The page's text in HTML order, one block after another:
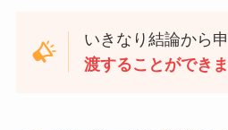
いきなり結論から
渡することができま